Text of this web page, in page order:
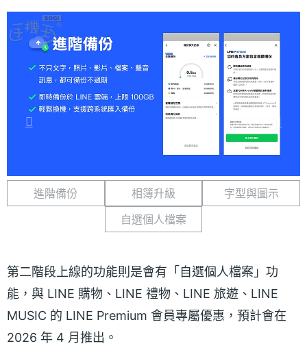
進階備份 相簿升級
字型與圖示
自選個人檔案
第二階段上線的功能則是會有「自選個人檔案」功
能，與 LINE 購物、LINE 禮物、LINE 旅遊、LINE
MUSIC 的 LINE Premium 會員專屬優惠，預計會在
2026 年 4 月推出。